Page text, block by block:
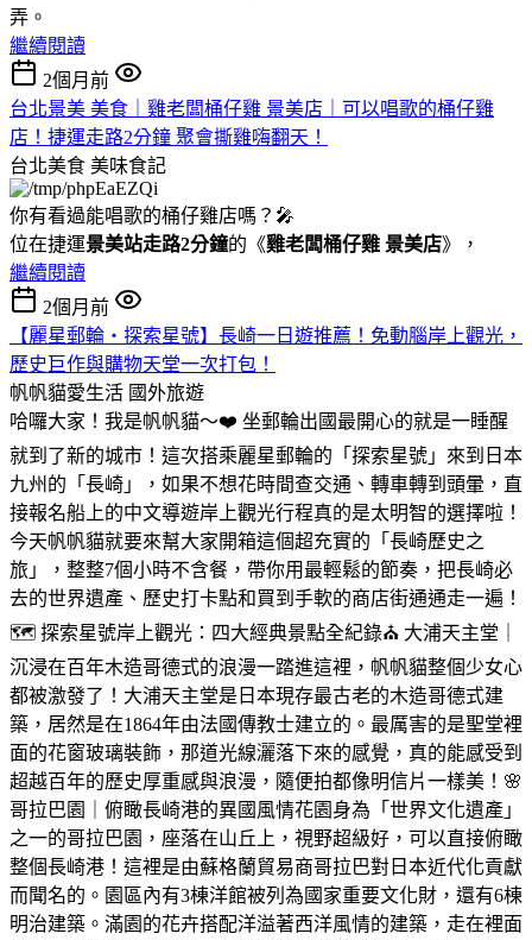
弄。
繼續閱讀
2個月前
台北景美 美食｜雞老闆桶仔雞 景美店｜可以唱歌的桶仔雞
店！捷運走路2分鐘 聚會撕雞嗨翻天！
台北美食 美味食記
你有看過能唱歌的桶仔雞店嗎？🎤
位在捷運景美站走路2分鐘的《雞老闆桶仔雞 景美店》，
繼續閱讀
2個月前
【麗星郵輪・探索星號】長崎一日遊推薦！免動腦岸上觀光，
歷史巨作與購物天堂一次打包！
帆帆貓愛生活 國外旅遊
哈囉大家！我是帆帆貓～❤️ 坐郵輪出國最開心的就是一睡醒
就到了新的城市！這次搭乘麗星郵輪的「探索星號」來到日本
九州的「長崎」，如果不想花時間查交通、轉車轉到頭暈，直
接報名船上的中文導遊岸上觀光行程真的是太明智的選擇啦！
今天帆帆貓就要來幫大家開箱這個超充實的「長崎歷史之
旅」，整整7個小時不含餐，帶你用最輕鬆的節奏，把長崎必
去的世界遺產、歷史打卡點和買到手軟的商店街通通走一遍！
🗺️ 探索星號岸上觀光：四大經典景點全紀錄⛪ 大浦天主堂｜
沉浸在百年木造哥德式的浪漫一踏進這裡，帆帆貓整個少女心
都被激發了！大浦天主堂是日本現存最古老的木造哥德式建
築，居然是在1864年由法國傳教士建立的。最厲害的是聖堂裡
面的花窗玻璃裝飾，那道光線灑落下來的感覺，真的能感受到
超越百年的歷史厚重感與浪漫，隨便拍都像明信片一樣美！🌸
哥拉巴園｜俯瞰長崎港的異國風情花園身為「世界文化遺產」
之一的哥拉巴園，座落在山丘上，視野超級好，可以直接俯瞰
整個長崎港！這裡是由蘇格蘭貿易商哥拉巴對日本近代化貢獻
而聞名的。園區內有3棟洋館被列為國家重要文化財，還有6棟
明治建築。滿園的花卉搭配洋溢著西洋風情的建築，走在裡面